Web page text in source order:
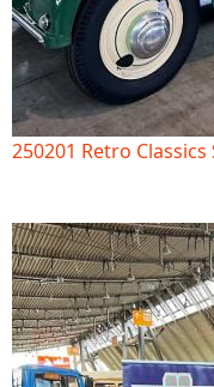
250201 Retro